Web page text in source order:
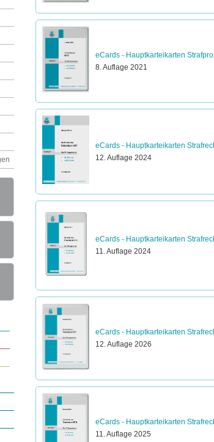
eCards - Hauptkarteikarten
8. Auflage 2021
eCards - Hauptkarteikarten
12. Auflage 2024
eCards - Hauptkarteikarten
11. Auflage 2024
eCards - Hauptkarteikarten
12. Auflage 2026
eCards - Hauptkarteikarten
11. Auflage 2025